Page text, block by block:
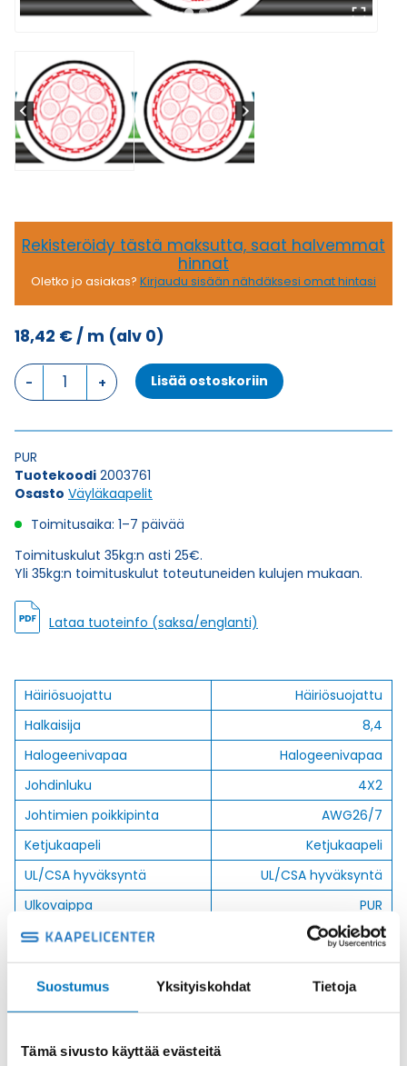
Suostumus Yksityiskohdat Tietoja
Tämä sivusto käyttää evästeitä
Rekisteröidy tästä maksutta, saat halvemmat
hinnat
Oletko jo asiakas? Kirjaudu sisään nähdäksesi omat hintasi
18,42 €/ m (alv 0)
Väyläkaapeli
IND.
Trailing
PUR
UL/CSA
Cat.7
määrä
Lisää ostoskoriin
PUR
Tuotekoodi 2003761
Osasto Väyläkaapelit
Toimitusaika: 1–7 päivää
Toimituskulut 35kg:n asti 25€.
Yli 35kg:n toimituskulut toteutuneiden kulujen mukaan.
Lataa tuoteinfo (saksa/englanti)
Häiriösuojattu
Häiriösuojattu
Halkaisija
8,4
Halogeenivapaa
Halogeenivapaa
Johdinluku
4X2
Johtimien poikkipinta
AWG26/7
Ketjukaapeli
Ketjukaapeli
UL/CSA hyväksyntä
UL/CSA hyväksyntä
Ulkovaippa
PUR
Kysyttävää?
Anna meidän